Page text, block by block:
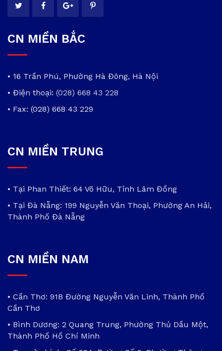
CN MIỀN BẮC
• 16 Trần Phú, Phường Hà Đông, Hà Nội
• Điện thoại: (028) 668 43 228
• Fax: (028) 668 43 229
CN MIỀN TRUNG
• Tại Phan Thiết: 64 Võ Hữu, Tỉnh Lâm Đồng
• Tại Đà Nẵng: 199 Nguyễn Văn Thoại, Phường An Hải,
Thành Phố Đà Nẵng
CN MIỀN NAM
• Cần Thơ: 91B Đường Nguyễn Văn Linh, Thành Phố
Cần Thơ
• Bình Dương: 2 Quang Trung, Phường Thủ Dầu Một,
Thành Phố Hồ Chí Minh